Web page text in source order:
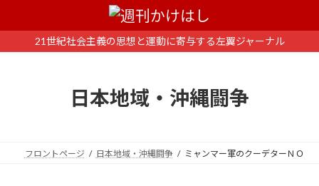
ン
ー
21世紀社会主義の思想と運動に寄与する左翼ジャーナル
日本地域・沖縄闘争
フロントページ 日本地域・沖縄闘争 ミャンマー軍のクーデターＮＯ